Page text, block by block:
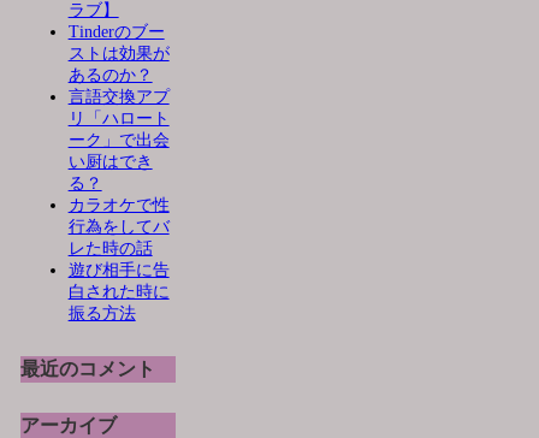
ラブ】
Tinderのブー
ストは効果が
あるのか？
言語交換アプ
リ「ハロート
ーク」で出会
い厨はでき
る？
カラオケで性
行為をしてバ
レた時の話
遊び相手に告
白された時に
振る方法
最近のコメント
アーカイブ